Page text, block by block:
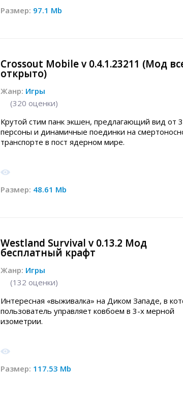
Размер: 97.1 Mb
Crossout Mobile v 0.4.1.23211 (Мод
открыто)
Жанр: Игры
(320 оценки)
Крутой стим панк экшен, предлагающий вид от
персоны и динамичные поединки на
транспорте в пост ядерном мире.
Размер: 48.61 Mb
Westland Survival v 0.13.2 Мод
бесплатный крафт
Жанр: Игры
(132 оценки)
Интересная «выживалка» на Диком Западе, в
пользователь управляет ковбоем в 3-х мерной
изометрии.
Размер: 117.53 Mb